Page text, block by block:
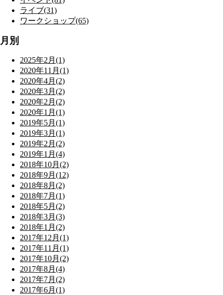
ライブ(31)
ワークショップ(65)
月別
2025年2月(1)
2020年11月(1)
2020年4月(2)
2020年3月(2)
2020年2月(2)
2020年1月(1)
2019年5月(1)
2019年3月(1)
2019年2月(2)
2019年1月(4)
2018年10月(2)
2018年9月(12)
2018年8月(2)
2018年7月(1)
2018年5月(2)
2018年3月(3)
2018年1月(2)
2017年12月(1)
2017年11月(1)
2017年10月(2)
2017年8月(4)
2017年7月(2)
2017年6月(1)